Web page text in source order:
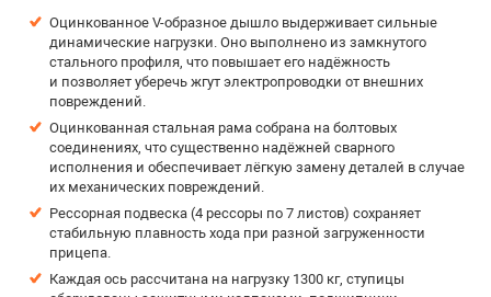
Оцинкованное V-образное дышло выдерживает сильные
динамические нагрузки. Оно выполнено из замкнутого
стального профиля, что повышает его надёжность
и позволяет уберечь жгут электропроводки от внешних
повреждений.
Оцинкованная стальная рама собрана на болтовых
соединениях, что существенно надёжней сварного
исполнения и обеспечивает лёгкую замену деталей в случае
их механических повреждений.
Рессорная подвеска (4 рессоры по 7 листов) сохраняет
стабильную плавность хода при разной загруженности
прицепа.
Каждая ось рассчитана на нагрузку 1300 кг, ступицы